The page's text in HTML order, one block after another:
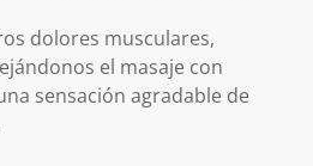
dolores musculares,
el masaje con
sensación agradable de